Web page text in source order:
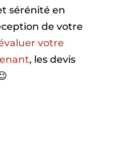
sérénité en
de votre
votre
, les devis